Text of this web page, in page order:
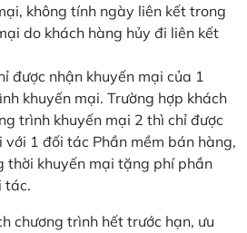
không tính ngày liên kết trong
do khách hàng hủy đi liên kết
được nhận khuyến mại của 1
khuyến mại. Trường hợp khách
trình khuyến mại 2 thì chỉ được
với 1 đối tác Phần mềm bán hàng,
thời khuyến mại tặng phí phần
tác.
chương trình hết trước hạn, ưu